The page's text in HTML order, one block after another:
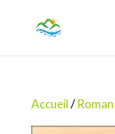
Accueil/Roman